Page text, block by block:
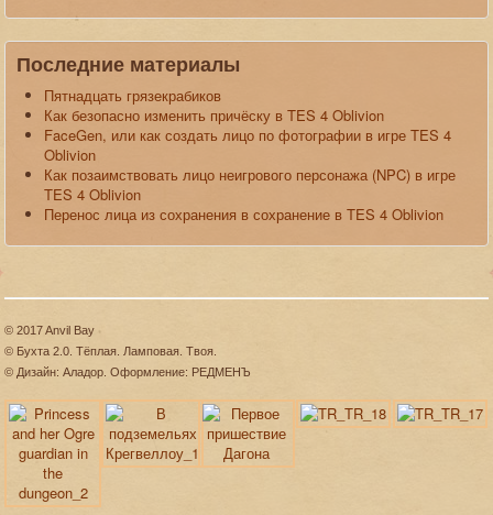
Последние материалы
Пятнадцать грязекрабиков
Как безопасно изменить причёску в TES 4 Oblivion
FaceGen, или как создать лицо по фотографии в игре TES 4
Oblivion
Как позаимствовать лицо неигрового персонажа (NPC) в игре
TES 4 Oblivion
Перенос лица из сохранения в сохранение в TES 4 Oblivion
© 2017 Anvil Bay
© Бухта 2.0. Тёплая. Ламповая. Твоя.
© Дизайн: Аладор. Оформление: РЕДМЕНЪ